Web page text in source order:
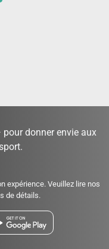
donner envie aux
expérience. Veuillez lire nos
de détails.